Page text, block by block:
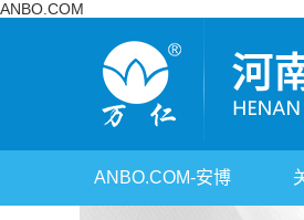
ANBO.COM
ANBO.COM-安博